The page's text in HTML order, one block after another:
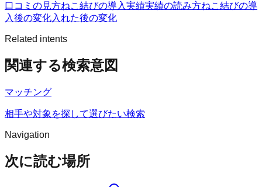
口コミの見方ねこ結びの導入実績実績の読み方ねこ結びの導
入後の変化入れた後の変化
Related intents
関連する検索意図
マッチング
相手や対象を探して選びたい検索
Navigation
次に読む場所